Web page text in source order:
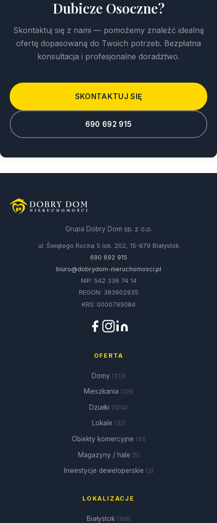
Dubicze Osoczne?
Skontaktuj się z nami — pomożemy znaleźć idealną
ofertę dopasowaną do Twoich potrzeb. Bezpłatna
konsultacja i profesjonalne doradztwo.
SKONTAKTUJ SIĘ
690 692 915
Grupa Dobry Dom sp. z o.o.
ul. Świętego Rocha 5 lok. 202, 15-879 Białystok
690 692 915
biuro@dobrydom-nieruchomosci.pl
NIP: 542 336 74 14
REGON: 383902935
KRS: 0000795084
OFERTA
Domy (313)
Mieszkania (125)
Działki (1014)
Lokale (32)
Obiekty komercyjne (41)
Magazyny / hale (5)
Inwestycje deweloperskie (3)
LOKALIZACJE
Białystok (199)